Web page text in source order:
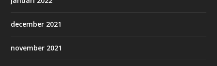
december 2021
november 2021